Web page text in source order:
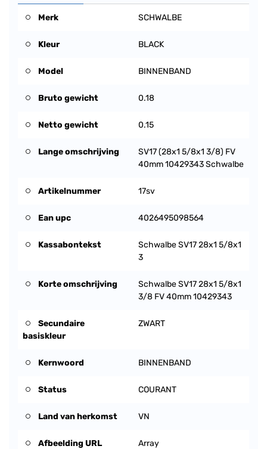
Merk SCHWALBE
Kleur BLACK
Model BINNENBAND
Bruto gewicht 0.18
Netto gewicht 0.15
Lange omschrijving
SV17 (28x1 5/8x1 3/8) FV
40mm 10429343 Schwalbe
Artikelnummer 17sv
Ean upc 4026495098564
Kassabontekst
Schwalbe SV17 28x1 5/8x1
3
Korte omschrijving
Schwalbe SV17 28x1 5/8x1
3/8 FV 40mm 10429343
Secundaire
basiskleur
ZWART
Kernwoord BINNENBAND
Status COURANT
Land van herkomst VN
Afbeelding URL Array